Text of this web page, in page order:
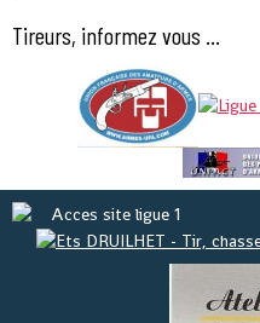
Tireurs, informez vous ...